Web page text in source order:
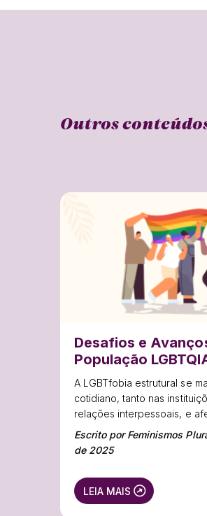
Outros
Desafios e
População
A LGBTfobia estrutural se
cotidiano, tanto nas
relações interpessoais, e
ainda mais severa pessoas
periféricas e com deficiência.
Escrito por Feminismos
de 2025
LEIA MAIS